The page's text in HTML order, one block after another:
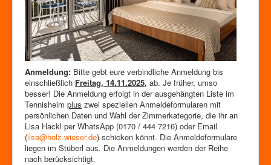
Anmeldung: Bitte gebt eure verbindliche Anmeldung bis
einschließlich Freitag, 14.11.2025, ab. Je früher, umso
besser! Die Anmeldung erfolgt in der ausgehängten Liste im
Tennisheim plus zwei speziellen Anmeldeformularen mit
persönlichen Daten und Wahl der Zimmerkategorie, die ihr an
Lisa Hackl per WhatsApp (0170 / 444 7216) oder Email
(lisa@holz-wieser.de) schicken könnt. Die Anmeldeformulare
liegen im Stüberl aus. Die Anmeldungen werden der Reihe
nach berücksichtigt.